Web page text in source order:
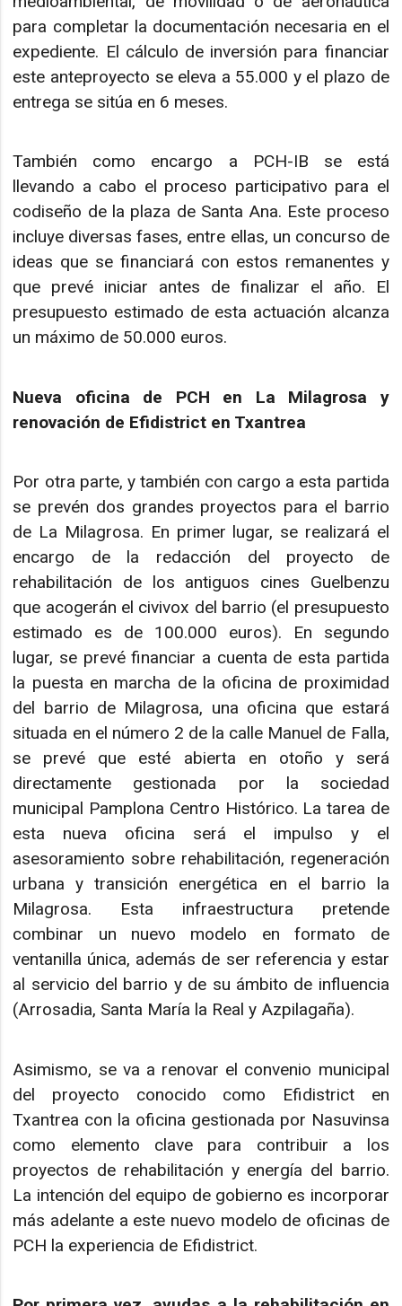
para completar la documentación necesaria en el
expediente. El cálculo de inversión para financiar
este anteproyecto se eleva a 55.000 y el plazo de
entrega se sitúa en 6 meses.
También como encargo a PCH-IB se está
llevando a cabo el proceso participativo para el
codiseño de la plaza de Santa Ana. Este proceso
incluye diversas fases, entre ellas, un concurso de
ideas que se financiará con estos remanentes y
que prevé iniciar antes de finalizar el año. El
presupuesto estimado de esta actuación alcanza
un máximo de 50.000 euros.
Nueva oficina de PCH en La Milagrosa y
renovación de Efidistrict en Txantrea
Por otra parte, y también con cargo a esta partida
se prevén dos grandes proyectos para el barrio
de La Milagrosa. En primer lugar, se realizará el
encargo de la redacción del proyecto de
rehabilitación de los antiguos cines Guelbenzu
que acogerán el civivox del barrio (el presupuesto
estimado es de 100.000 euros). En segundo
lugar, se prevé financiar a cuenta de esta partida
la puesta en marcha de la oficina de proximidad
del barrio de Milagrosa, una oficina que estará
situada en el número 2 de la calle Manuel de Falla,
se prevé que esté abierta en otoño y será
directamente gestionada por la sociedad
municipal Pamplona Centro Histórico. La tarea de
esta nueva oficina será el impulso y el
asesoramiento sobre rehabilitación, regeneración
urbana y transición energética en el barrio la
Milagrosa. Esta infraestructura pretende
combinar un nuevo modelo en formato de
ventanilla única, además de ser referencia y estar
al servicio del barrio y de su ámbito de influencia
(Arrosadia, Santa María la Real y Azpilagaña).
Asimismo, se va a renovar el convenio municipal
del proyecto conocido como Efidistrict en
Txantrea con la oficina gestionada por Nasuvinsa
como elemento clave para contribuir a los
proyectos de rehabilitación y energía del barrio.
La intención del equipo de gobierno es incorporar
más adelante a este nuevo modelo de oficinas de
PCH la experiencia de Efidistrict.